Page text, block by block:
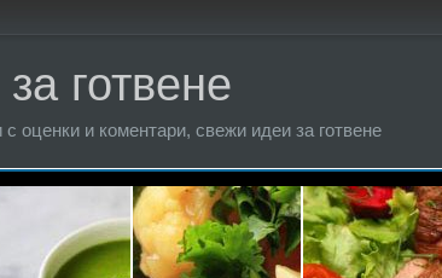
готвене
оценки и коментари, свежи идеи за готвене